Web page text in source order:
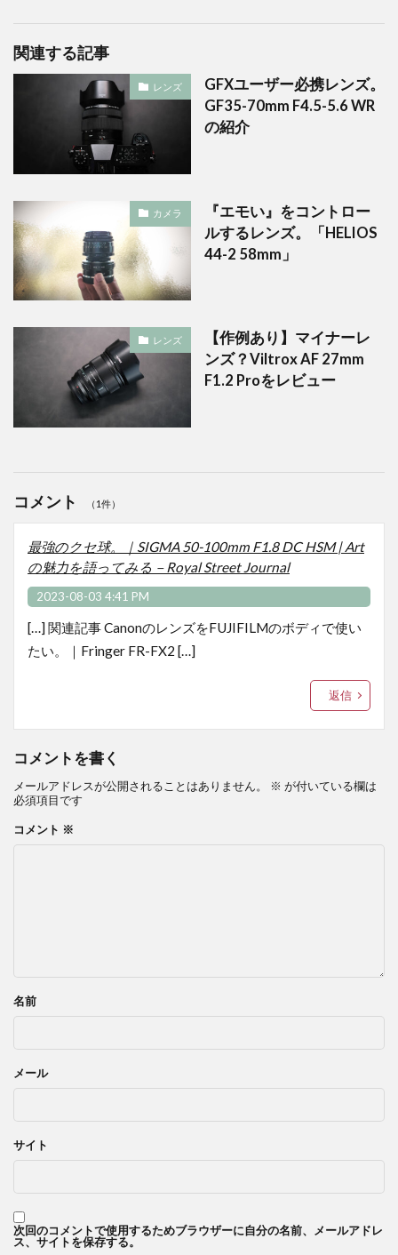
関連する記事
レンズ
GFXユーザー必携レンズ。
GF35-70mm F4.5-5.6 WR
の紹介
カメラ
『エモい』をコントロー
ルするレンズ。「HELIOS
44-2 58mm」
レンズ
【作例あり】マイナーレ
ンズ？Viltrox AF 27mm
F1.2 Proをレビュー
コメント （1件）
最強のクセ球。｜SIGMA 50-100mm F1.8 DC HSM | Art
の魅力を語ってみる－Royal Street Journal
2023-08-03 4:41 PM
[…] 関連記事 CanonのレンズをFUJIFILMのボディで使い
たい。｜Fringer FR-FX2 […]
返信
コメントを書く
メールアドレスが公開されることはありません。 ※ が付いている欄は
必須項目です
コメント ※
名前
メール
サイト
次回のコメントで使用するためブラウザーに自分の名前、メールアドレ
ス、サイトを保存する。